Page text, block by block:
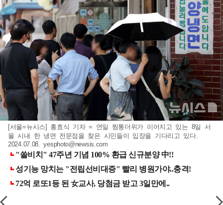
[서울=뉴시스] 홍효식 기자 = 연일 찜통더위가 이어지고 있는 8일 서
울 시내 한 냉면 전문점을 찾은 시민들이 입장을 기다리고 있다.
2024.07.08.yesphoto@newsis.com